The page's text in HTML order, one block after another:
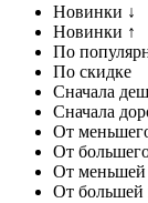
Новинки ↓
Новинки ↑
По
По скидке
Сначала
Сначала
От
От
От меньшей
От большей